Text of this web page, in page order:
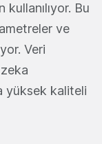
Bu
ve
Veri
yüksek kaliteli